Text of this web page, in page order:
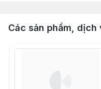
Các sản phẩm, dịch